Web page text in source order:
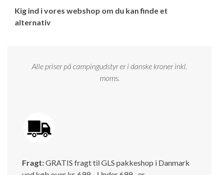
Isabella Fortelte
Isabella weekend- og vinterfortelte
Isabella Opstillingsvejledninger
Camping erhverv
Byvand - rindende vand i campingvognen
GPS tracker til autocamper og campingvogn
Klagemuligheder
Handelsbetingelser - webshop
Persondata
Kig ind i vores webshop om du kan finde et
alternativ
Alle priser på campingudstyr er i danske kroner inkl.
moms.
Fragt:GRATIS fragt til GLS pakkeshop i Danmark